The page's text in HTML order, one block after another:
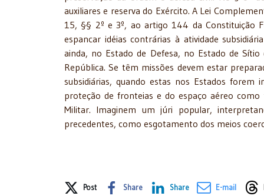
auxiliares e reserva do Exército. A Lei
15, §§ 2º e 3º, ao artigo 144 da Constituição
espancar idéias contrárias à atividade
ainda, no Estado de Defesa, no Estado de
República. Se têm missões devem estar
subsidiárias, quando estas nos Estados forem
proteção de fronteias e do espaço aéreo como
Militar. Imaginem um júri popular,
precedentes, como esgotamento dos meios
Share on Social Media
Post Share Share E-mail